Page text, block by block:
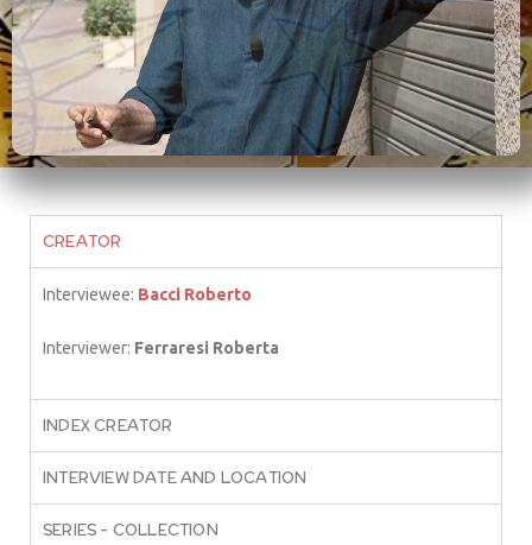
CREATOR
Interviewee: Bacci Roberto
Interviewer: Ferraresi Roberta
INDEX CREATOR
INTERVIEW DATE AND LOCATION
SERIES – COLLECTION